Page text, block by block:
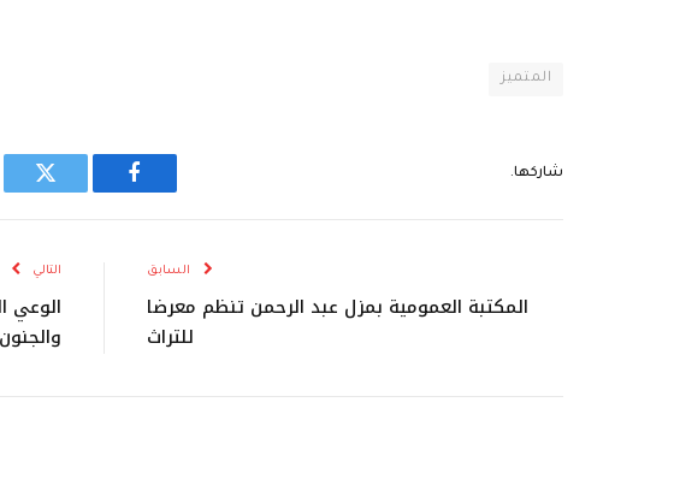
المتميز
شاركها.
فيسبوك تويتر
السابق
المكتبة العمومية بمزل عبد الرحمن تنظم معرضا
للتراث
التالي
الوعي